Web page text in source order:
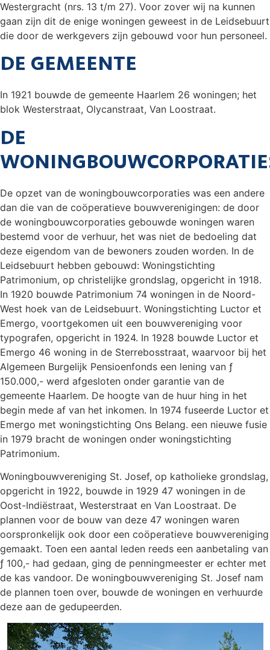
Westergracht (nrs. 13 t/m 27). Voor zover wij na kunnen
gaan zijn dit de enige woningen geweest in de Leidsebuurt
die door de werkgevers zijn gebouwd voor hun personeel.
DE GEMEENTE
In 1921 bouwde de gemeente Haarlem 26 woningen; het
blok Westerstraat, Olycanstraat, Van Loostraat.
DE
De opzet van de woningbouwcorporaties was een andere
dan die van de coöperatieve bouwverenigingen: de door
de woningbouwcorporaties gebouwde woningen waren
bestemd voor de verhuur, het was niet de bedoeling dat
deze eigendom van de bewoners zouden worden. In de
Leidsebuurt hebben gebouwd: Woningstichting
Patrimonium, op christelijke grondslag, opgericht in 1918.
In 1920 bouwde Patrimonium 74 woningen in de Noord-
West hoek van de Leidsebuurt. Woningstichting Luctor et
Emergo, voortgekomen uit een bouwvereniging voor
typografen, opgericht in 1924. In 1928 bouwde Luctor et
Emergo 46 woning in de Sterrebosstraat, waarvoor bij het
Algemeen Burgelijk Pensioenfonds een lening van ƒ
150.000,- werd afgesloten onder garantie van de
gemeente Haarlem. De hoogte van de huur hing in het
begin mede af van het inkomen. In 1974 fuseerde Luctor et
Emergo met woningstichting Ons Belang. een nieuwe fusie
in 1979 bracht de woningen onder woningstichting
Patrimonium.
Woningbouwvereniging St. Josef, op katholieke grondslag,
opgericht in 1922, bouwde in 1929 47 woningen in de
Oost-Indiëstraat, Westerstraat en Van Loostraat. De
plannen voor de bouw van deze 47 woningen waren
oorspronkelijk ook door een coöperatieve bouwvereniging
gemaakt. Toen een aantal leden reeds een aanbetaling van
ƒ 100,- had gedaan, ging de penningmeester er echter met
de kas vandoor. De woningbouwvereniging St. Josef nam
de plannen toen over, bouwde de woningen en verhuurde
deze aan de gedupeerden.